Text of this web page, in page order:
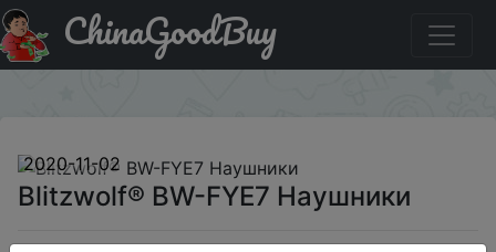
Код на знижку BGAAFYE7 Blitzwolf® BW-FYE7 Наушники
ChinaGoodBuy
2020-11-02
Blitzwolf® BW-FYE7 Наушники